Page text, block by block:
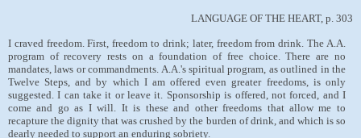
LANGUAGE OF THE HEART, p. 303
I craved freedom. First, freedom to drink; later, freedom from drink. The A.A.
program of recovery rests on a foundation of free choice. There are no
mandates, laws or commandments. A.A.'s spiritual program, as outlined in the
Twelve Steps, and by which I am offered even greater freedoms, is only
suggested. I can take it or leave it. Sponsorship is offered, not forced, and I
come and go as I will. It is these and other freedoms that allow me to
recapture the dignity that was crushed by the burden of drink, and which is so
dearly needed to support an enduring sobriety.